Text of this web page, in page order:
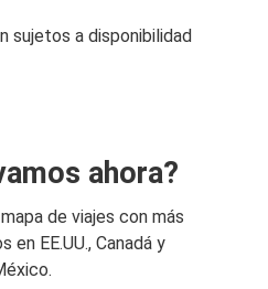
sujetos a disponibilidad
ahora?
de viajes con más
en EE.UU., Canadá y